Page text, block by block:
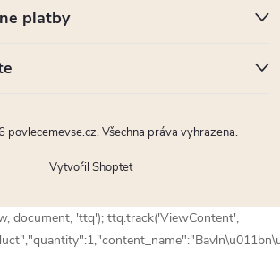
platby
Vytvořil Shoptet
povlecemevse.cz. Všechna práva vyhrazena.
document, 'ttq'); ttq.track('ViewContent',